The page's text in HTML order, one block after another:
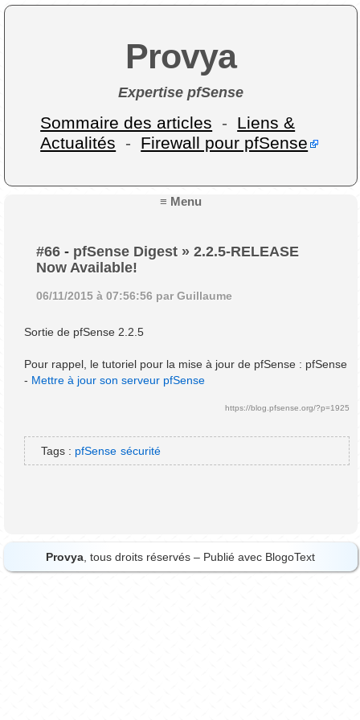
Provya
Expertise pfSense
Sommaire des articles - Liens &
Actualités - Firewall pour pfSense
≡ Menu
#66 - pfSense Digest » 2.2.5-RELEASE
Now Available!
06/11/2015 à 07:56:56 par Guillaume
Sortie de pfSense 2.2.5
Pour rappel, le tutoriel pour la mise à jour de pfSense : pfSense
- Mettre à jour son serveur pfSense
https://blog.pfsense.org/?p=1925
Tags : pfSense sécurité
Provya, tous droits réservés – Publié avec BlogoText